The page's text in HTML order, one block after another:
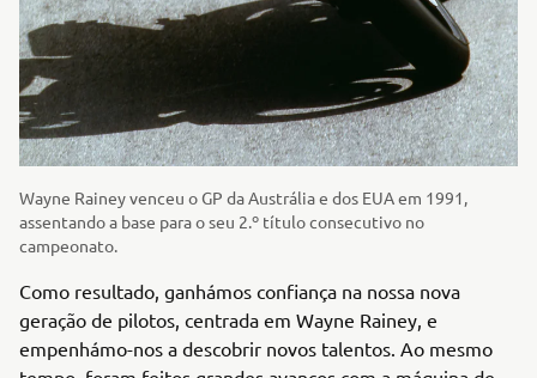
Wayne Rainey venceu o GP da Austrália e dos EUA em 1991,
assentando a base para o seu 2.º título consecutivo no
campeonato.
Como resultado, ganhámos confiança na nossa nova
geração de pilotos, centrada em Wayne Rainey, e
empenhámo-nos a descobrir novos talentos. Ao mesmo